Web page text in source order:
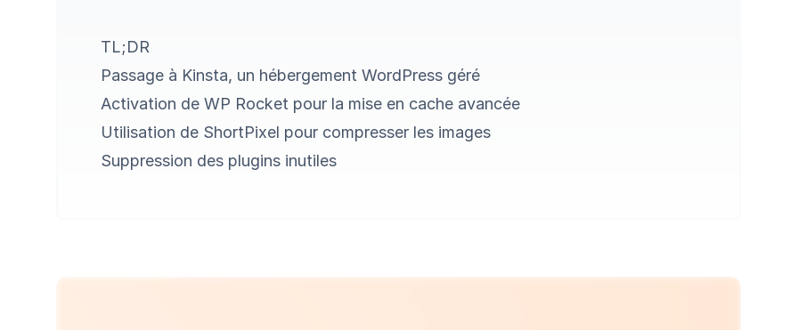
TL;DR
Passage à Kinsta, un hébergement WordPress géré
Activation deWP Rocket pour la mise en cache avancée
Utilisation de ShortPixel pour compresser les images
Suppression des plugins inutiles